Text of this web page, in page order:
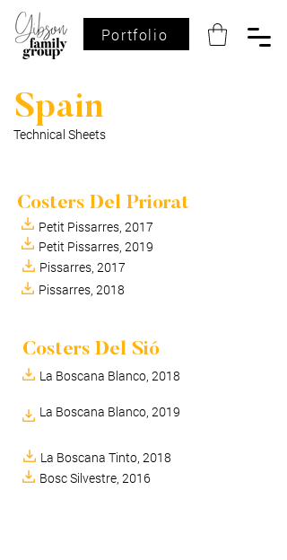
Portfolio
Spain
Technical Sheets
Costers Del Priorat
Petit Pissarres, 2017
Petit Pissarres, 2019
Pissarres, 2017
Pissarres, 2018
Costers Del Sió
La Boscana Blanco, 2018
La Boscana Blanco, 2019
La Boscana Tinto, 2018
Bosc Silvestre, 2016